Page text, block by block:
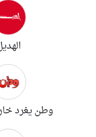
وطن يغرد